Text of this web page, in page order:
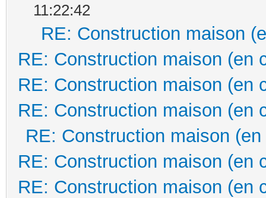
11:22:42
RE: Construction maison
RE: Construction maison (en
RE: Construction maison (en
RE: Construction maison (en
RE: Construction maison
RE: Construction maison (en
RE: Construction maison (en